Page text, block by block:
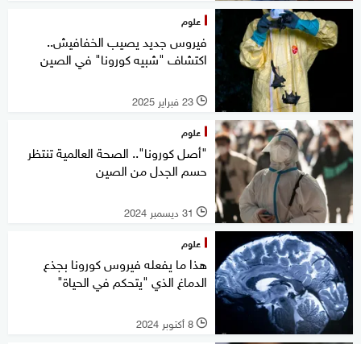
علوم
فيروس جديد يصيب الخفافيش..
اكتشاف "شبيه كورونا" في الصين
l 23 فبراير 2025
علوم
"أصل كورونا".. الصحة العالمية تنتظر
حسم الجدل من الصين
l 31 ديسمبر 2024
علوم
هذا ما يفعله فيروس كورونا بجذع
الدماغ الذي "يتحكم في الحياة"
l 8 أكتوبر 2024